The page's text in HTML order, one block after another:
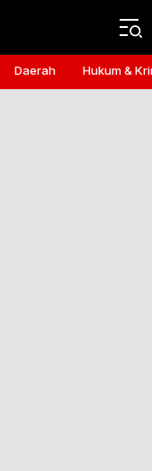
Daerah Hukum &